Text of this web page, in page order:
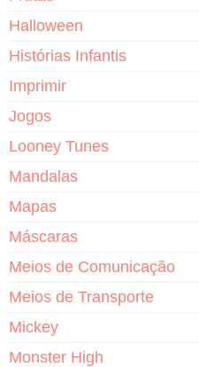
Halloween
Histórias Infantis
Imprimir
Jogos
Looney Tunes
Mandalas
Mapas
Máscaras
Meios de Comunicação
Meios de Transporte
Mickey
Monster High